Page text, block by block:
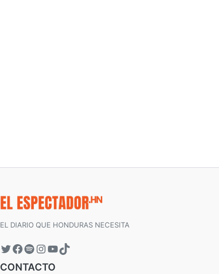
EL DIARIO QUE HONDURAS NECESITA
CONTACTO